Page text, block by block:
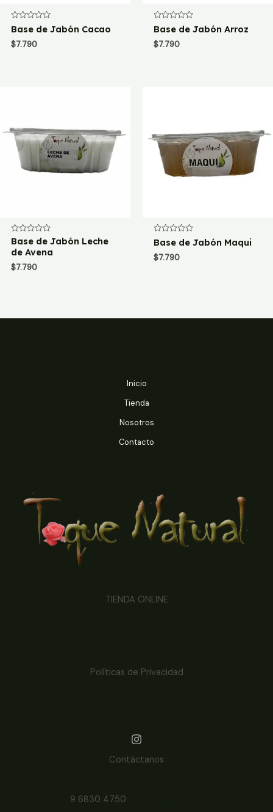
Valorado
con
0
de
Base de Jabón Cacao
$7.790
Valorado
con
0
de
Base de Jabón Arroz
$7.790
Valorado
con
0
de
5
Base de Jabón Leche
de Avena
$7.790
Valorado
con
0
de
Base de Jabón Maqui
$7.790
Inicio
Tienda
Nosotros
Contacto
TIENDA ONLINE
Políticas de Privacidad
Contáctanos
9 6830 4750